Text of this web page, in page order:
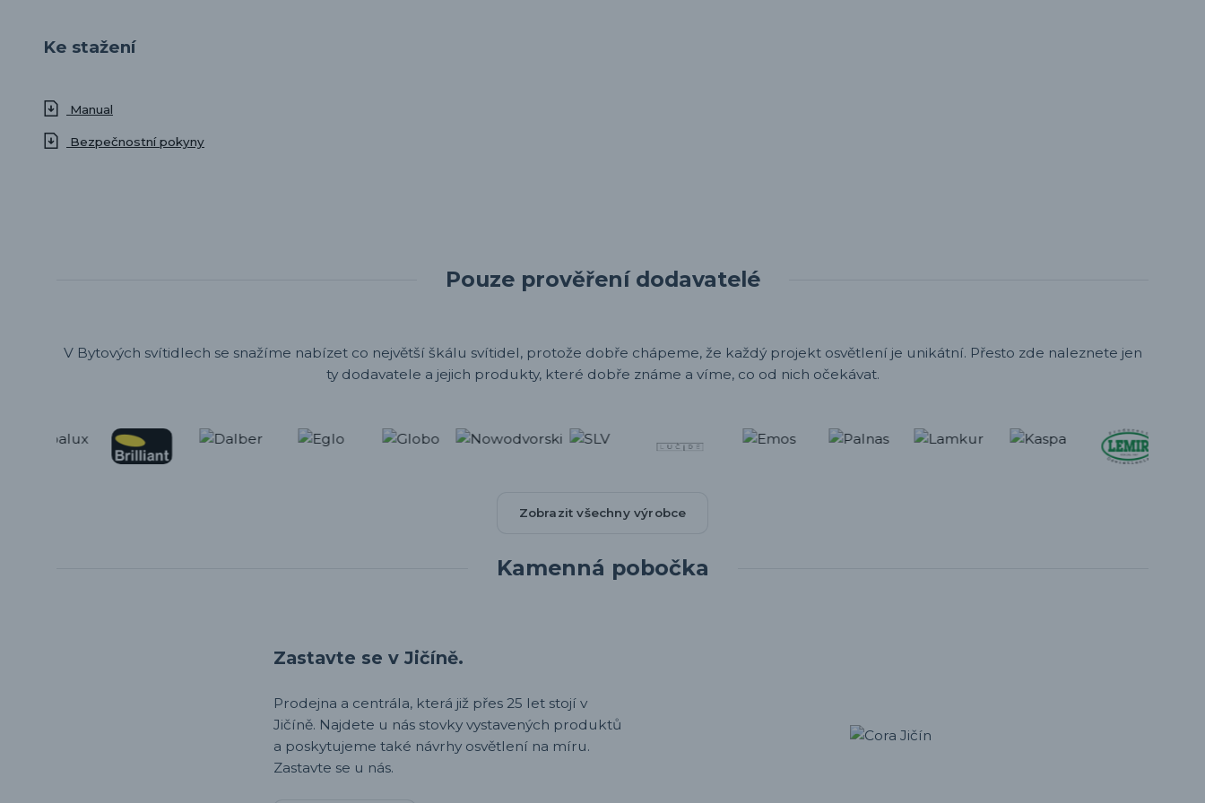
Ke stažení
Manual
Bezpečnostní pokyny
Pouze prověření dodavatelé
V Bytových svítidlech se snažíme nabízet co největší škálu svítidel, protože dobře chápeme, že každý projekt osvětlení je unikátní. Přesto zde naleznete jen
ty dodavatele a jejich produkty, které dobře známe a víme, co od nich očekávat.
Zobrazit všechny výrobce
Kamenná pobočka
Zastavte se v Jičíně.
Prodejna a centrála, která již přes 25 let stojí v
Jičíně. Najdete u nás stovky vystavených produktů
a poskytujeme také návrhy osvětlení na míru.
Zastavte se u nás.